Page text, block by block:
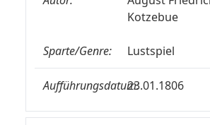
Kotzebue
Sparte/Genre: Lustspiel
Aufführungsdatum:23.01.1806